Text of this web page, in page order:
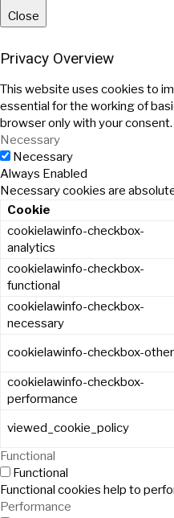
Close
Privacy Overview
This website uses cookies to
essential for the working of
browser only with your
Necessary
Necessary
Always Enabled
Necessary cookies are
Cookie
cookielawinfo-checkbox-
analytics
cookielawinfo-checkbox-
functional
cookielawinfo-checkbox-
necessary
cookielawinfo-checkbox-
cookielawinfo-checkbox-
performance
viewed_cookie_policy
Functional
Functional
Functional cookies help to
Performance